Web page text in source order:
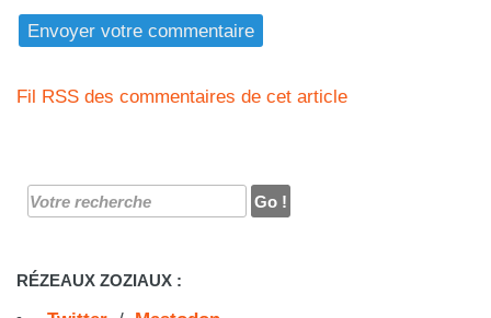
Fil RSS des commentaires de cet article
RÉZEAUX ZOZIAUX :